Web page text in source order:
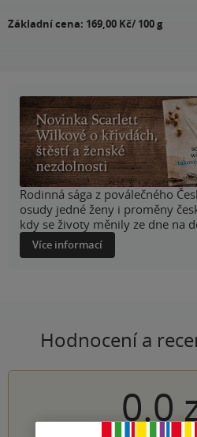
Základní cena: 169,00 Kč/ 100 g
Rodinná sága z poválečného
osudy jedné ženy i proměny
kdy se životy měnily ze dne na
Více informací
Hodnocení a
0.0